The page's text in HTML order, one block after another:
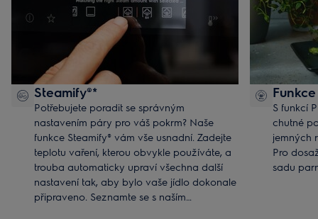
Steamify®*
Potřebujete poradit se správným
nastavením páry pro váš pokrm? Naše
funkce Steamify® vám vše usnadní. Zadejte
teplotu vaření, kterou obvykle používáte, a
trouba automaticky upraví všechna další
nastavení tak, aby bylo vaše jídlo dokonale
připraveno. Seznamte se s naším
S funkcí
chutné
jemných
Pro
sadu